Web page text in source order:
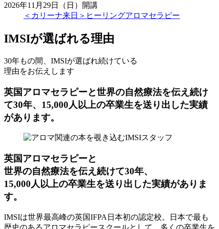
2026年11月29日（日）開講
＜カリーナ来日＞ヒーリングアロマセラピー
IMSIが選ばれる理由
30年もの間、IMSIが選ばれ続けている
理由をお伝えします
英国アロマセラピーと世界の自然療法を伝え続け
て30年、15,000人以上の卒業生を送り出した実績
があります。
英国アロマセラピーと
世界の自然療法を伝え続けて30年、
15,000人以上の卒業生を送り出した実績がありま
す。
IMSIは世界最高峰の英国IFPA日本初の認定校。日本で最も
歴史のあるアロマセラピースクールとして、多くの卒業生を